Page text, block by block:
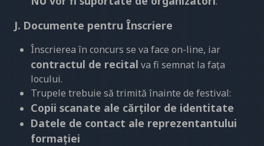
J. Documente pentru Înscriere
Înscrierea în concurs se va face on-line, iar
contractul de recital va fi semnat la fața
locului.
Trupele trebuie să trimită înainte de festival:
Copii scanate ale cărților de identitate
Datele de contact ale reprezentantului
formației